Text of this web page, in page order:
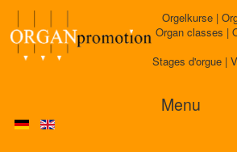
Orgelkurse |
Organ classes |
Stages d'orgue |
Menu